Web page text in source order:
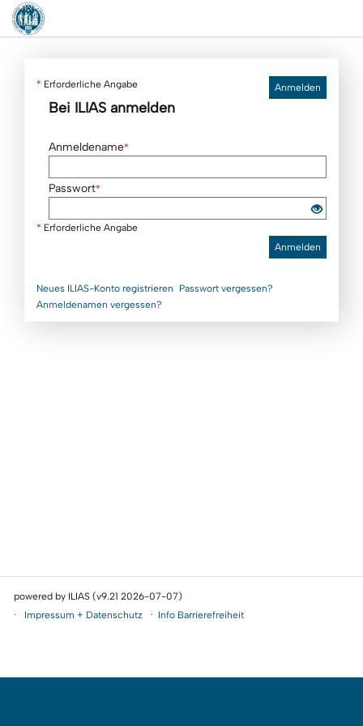
Anmelden
* Erforderliche Angabe
Bei ILIAS anmelden
Anmeldename*
Passwort*
* Erforderliche Angabe
Anmelden
Neues ILIAS-Konto registrieren
Passwort vergessen?
Anmeldenamen vergessen?
powered by ILIAS (v9.21 2026-07-07)
Impressum + Datenschutz
Info Barrierefreiheit